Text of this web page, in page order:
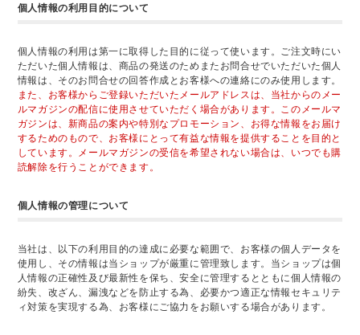
個人情報の利用目的について
個人情報の利用は第一に取得した目的に従って使います。ご注文時にい
ただいた個人情報は、商品の発送のためまたお問合せでいただいた個人
情報は、そのお問合せの回答作成とお客様への連絡にのみ使用します。
また、お客様からご登録いただいたメールアドレスは、当社からのメー
ルマガジンの配信に使用させていただく場合があります。このメールマ
ガジンは、新商品の案内や特別なプロモーション、お得な情報をお届け
するためのもので、お客様にとって有益な情報を提供することを目的と
しています。メールマガジンの受信を希望されない場合は、いつでも購
読解除を行うことができます。
個人情報の管理について
当社は、以下の利用目的の達成に必要な範囲で、お客様の個人データを
使用し、その情報は当ショップが厳重に管理致します。当ショップは個
人情報の正確性及び最新性を保ち、安全に管理するとともに個人情報の
紛失、改ざん、漏洩などを防止する為、必要かつ適正な情報セキュリテ
ィ対策を実現する為、お客様にご協力をお願いする場合があります。